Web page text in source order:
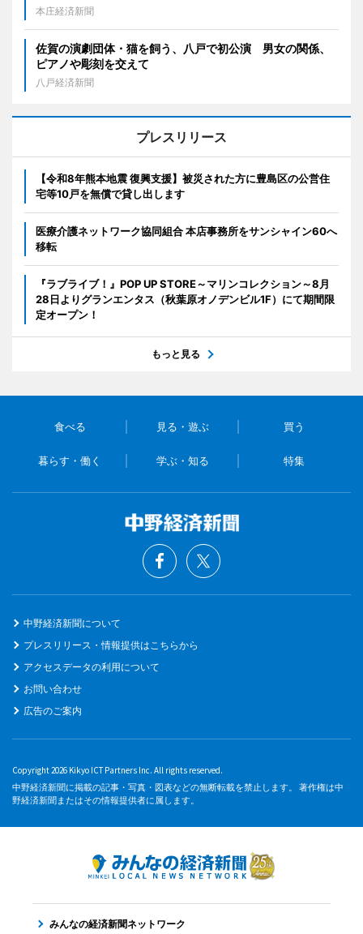
本庄経済新聞
佐賀の演劇団体・猫を飼う、八戸で初公演 男女の関係、
ピアノや彫刻を交えて
八戸経済新聞
プレスリリース
【令和8年熊本地震 復興支援】被災された方に豊島区の公営住
宅等10戸を無償で貸し出します
医療介護ネットワーク協同組合 本店事務所をサンシャイン60へ
移転
『ラブライブ！』POP UP STORE～マリンコレクション～8月
28日よりグランエンタス（秋葉原オノデンビル1F）にて期間限
定オープン！
もっと見る
食べる 見る・遊ぶ 買う
暮らす・働く 学ぶ・知る 特集
中野経済新聞について
プレスリリース・情報提供はこちらから
アクセスデータの利用について
お問い合わせ
広告のご案内
Copyright 2026 Kikyo ICT Partners Inc. All rights reserved.
中野経済新聞に掲載の記事・写真・図表などの無断転載を禁止します。 著作権は中
野経済新聞またはその情報提供者に属します。
みんなの経済新聞ネットワーク